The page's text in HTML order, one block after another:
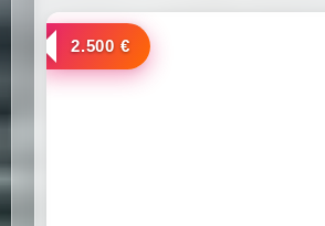
a louer
2.500 €